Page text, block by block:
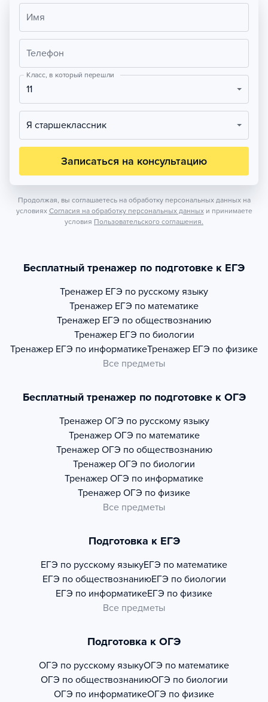
Имя
Телефон
Класс, в который перешли
11
Я старшеклассник
Записаться на консультацию
Продолжая, вы соглашаетесь на обработку персональных данных на
условиях Согласия на обработку персональных данных и принимаете
условия Пользовательского соглашения.
Бесплатный тренажер по подготовке к ЕГЭ
Тренажер ЕГЭ по русскому языку
Тренажер ЕГЭ по математике
Тренажер ЕГЭ по обществознанию
Тренажер ЕГЭ по биологии
Тренажер ЕГЭ по информатикеТренажер ЕГЭ по физике
Все предметы
Бесплатный тренажер по подготовке к ОГЭ
Тренажер ОГЭ по русскому языку
Тренажер ОГЭ по математике
Тренажер ОГЭ по обществознанию
Тренажер ОГЭ по биологии
Тренажер ОГЭ по информатике
Тренажер ОГЭ по физике
Все предметы
Подготовка к ЕГЭ
ЕГЭ по русскому языкуЕГЭ по математике
ЕГЭ по обществознаниюЕГЭ по биологии
ЕГЭ по информатикеЕГЭ по физике
Все предметы
Подготовка к ОГЭ
ОГЭ по русскому языкуОГЭ по математике
ОГЭ по обществознаниюОГЭ по биологии
ОГЭ по информатикеОГЭ по физике